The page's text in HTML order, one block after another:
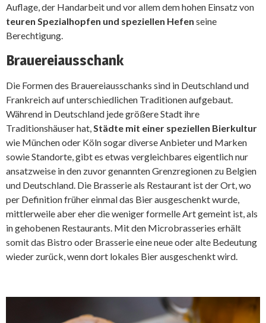
Auflage, der Handarbeit und vor allem dem hohen Einsatz von
teuren Spezialhopfen und speziellen Hefen seine
Berechtigung.
Brauereiausschank
Die Formen des Brauereiausschanks sind in Deutschland und
Frankreich auf unterschiedlichen Traditionen aufgebaut.
Während in Deutschland jede größere Stadt ihre
Traditionshäuser hat, Städte mit einer speziellen Bierkultur
wie München oder Köln sogar diverse Anbieter und Marken
sowie Standorte, gibt es etwas vergleichbares eigentlich nur
ansatzweise in den zuvor genannten Grenzregionen zu Belgien
und Deutschland. Die Brasserie als Restaurant ist der Ort, wo
per Definition früher einmal das Bier ausgeschenkt wurde,
mittlerweile aber eher die weniger formelle Art gemeint ist, als
in gehobenen Restaurants. Mit den Microbrasseries erhält
somit das Bistro oder Brasserie eine neue oder alte Bedeutung
wieder zurück, wenn dort lokales Bier ausgeschenkt wird.